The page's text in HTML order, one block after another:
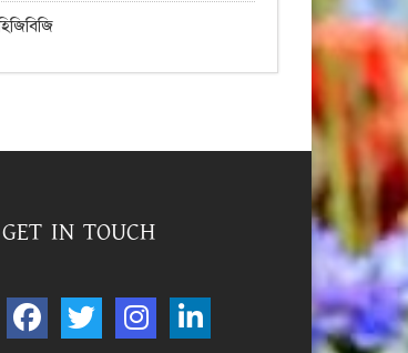
GET IN TOUCH